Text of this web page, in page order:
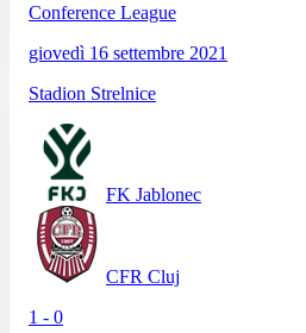
Conference League
giovedì 16 settembre 2021
Stadion Strelnice
FK Jablonec
CFR Cluj
1 - 0